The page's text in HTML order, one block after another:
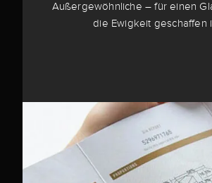
Außergewöhnliche – für einen
die Ewigkeit geschaffen